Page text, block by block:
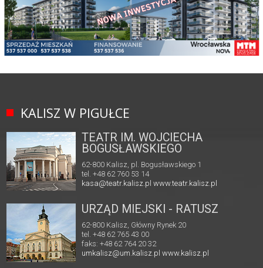
KALISZ W PIGUŁCE
TEATR IM. WOJCIECHA
BOGUSŁAWSKIEGO
62-800 Kalisz, pl. Bogusławskiego 1
tel. +48 62 760 53 14
kasa@teatr.kalisz.pl www.teatr.kalisz.pl
URZĄD MIEJSKI - RATUSZ
62-800 Kalisz, Główny Rynek 20
tel. +48 62 765 43 00
faks: +48 62 764 20 32
umkalisz@um.kalisz.plwww.kalisz.pl